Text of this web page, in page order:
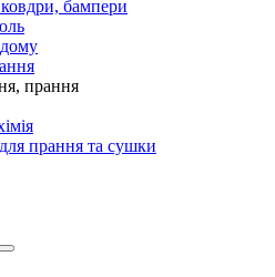
бампери
прання
прання та сушки